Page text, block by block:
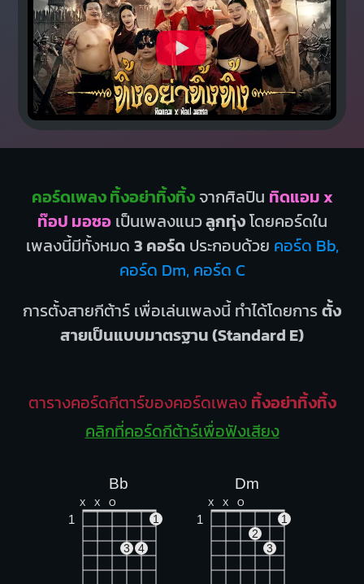
คอร์ดเพลง ทิ้งอย่าทิ้งทิ้งจากศิลปิน ทิดแอม x
ท๊อป มอซอเป็นเพลงแนวลูกทุ่งโดยคอร์ดใน
เพลงนี้มีทั้งหมด 3 คอร์ด ประกอบด้วย คอร์ด Bb,
คอร์ด Dm, คอร์ด C
การตั้งสายกีต้าร์ เพื่อเล่นเพลงนี้ ทำได้โดยการตั้ง
สายเป็นแบบมาตรฐาน (Standard E)
ตารางคอร์ดกีตาร์ของคอร์ดเพลง ทิ้งอย่าทิ้งทิ้ง
คลิกที่คอร์ดกีต้าร์เพื่อฟังเสียง
Bb
X X O
1 1
3 4
Dm
X X O
1
1
2
3